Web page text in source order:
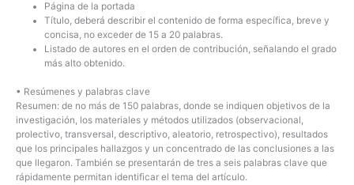
Página de la portada
Título, deberá describir el contenido de forma específica, breve y
concisa, no exceder de 15 a 20 palabras.
Listado de autores en el orden de contribución, señalando el grado
más alto obtenido.
• Resúmenes y palabras clave
Resumen: de no más de 150 palabras, donde se indiquen objetivos de la
investigación, los materiales y métodos utilizados (observacional,
prolectivo, transversal, descriptivo, aleatorio, retrospectivo), resultados
que los principales hallazgos y un concentrado de las conclusiones a las
que llegaron. También se presentarán de tres a seis palabras clave que
rápidamente permitan identificar el tema del artículo.